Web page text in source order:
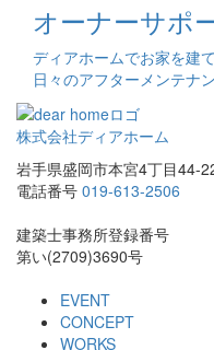
オーナーサポ
ディアホームでお家を建
日々のアフターメンテナ
株式会社ディアホーム
岩手県盛岡市本宮4丁目44-
電話番号 019-613-2506
建築士事務所登録番号
第い(2709)3690号
EVENT
CONCEPT
WORKS